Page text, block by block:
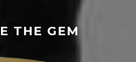
THE GEM